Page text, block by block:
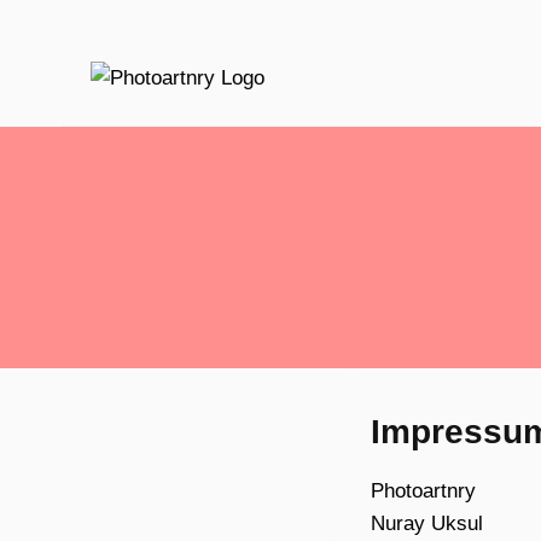
Photoartnry
Nuray Uksul